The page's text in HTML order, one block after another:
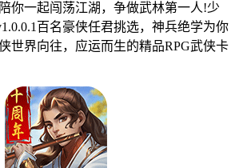
你一起闯荡江湖，争做武林第一人!少
百名豪侠任君挑选，神兵绝学为你
世界向往，应运而生的精品RPG武侠卡